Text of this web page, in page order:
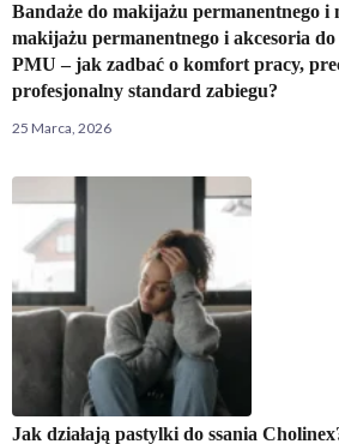
Bandaże do makijażu permanentnego i
makijażu permanentnego i akcesoria
PMU – jak zadbać o komfort pracy,
profesjonalny standard zabiegu?
25 Marca, 2026
Jak działają pastylki do ssania